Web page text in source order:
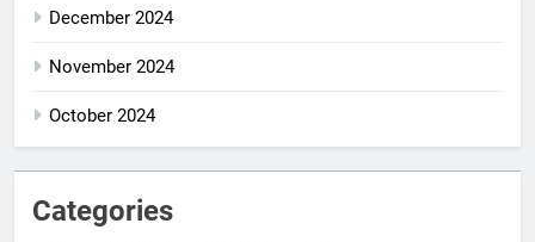
December 2024
November 2024
October 2024
Categories